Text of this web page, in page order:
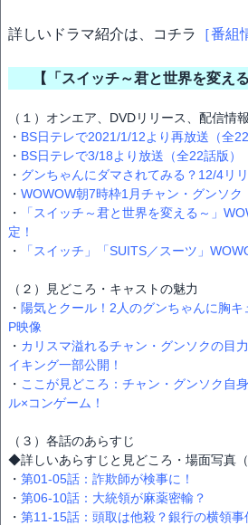
詳しいドラマ紹介は、コチラ ［番組
【「スイッチ～君と世界を変え
（１）オンエア、DVDリリース、配信情
・ BS日テレで2021/1/12より再放送（全22
・ BS日テレで3/18より放送（全22話版）
・ グンちゃんにダマされてみる？12/4リ
・ WOWOW朝7時枠1月チャン・グンソク
・
「スイッチ～君と世界を変える～」
定！
・
「スイッチ」「SUITS／スーツ」
（２）見どころ・キャストの魅力
・ 陽気とクール！2人のグンちゃんに胸
P映像
・ カリスマ溢れるチャン・グンソクの目
イキング一部公開！
・ ここが見どころ：チャン・グンソク自
ル×コンゲーム！
（３）各話のあらすじ
◆詳しいあらすじと見どころ・場面写真（
・ 第01-05話：詐欺師が検事に！
・ 第06-10話：大統領が麻薬密輸？
・ 第11-15話：頭取は他殺？銀行の横領事